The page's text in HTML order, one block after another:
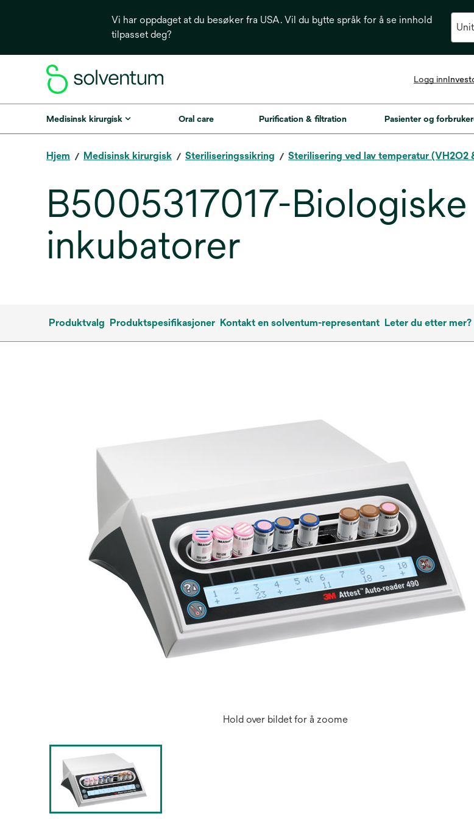
Vi har oppdaget at du besøker fra USA. Vil du bytte språk for å se innhold
tilpasset deg?
Logg inn
Medisinsk kirurgisk Oral care Purification & filtration Pasienter og
Hjem Medisinsk kirurgisk Steriliseringssikring Sterilisering ved lav temperatur (VH2O2
B5005317017-
inkubatorer
Produktvalg Produktspesifikasjoner Kontakt en solventum-representant Leter du etter mer?
Hold over bildet for å zoome